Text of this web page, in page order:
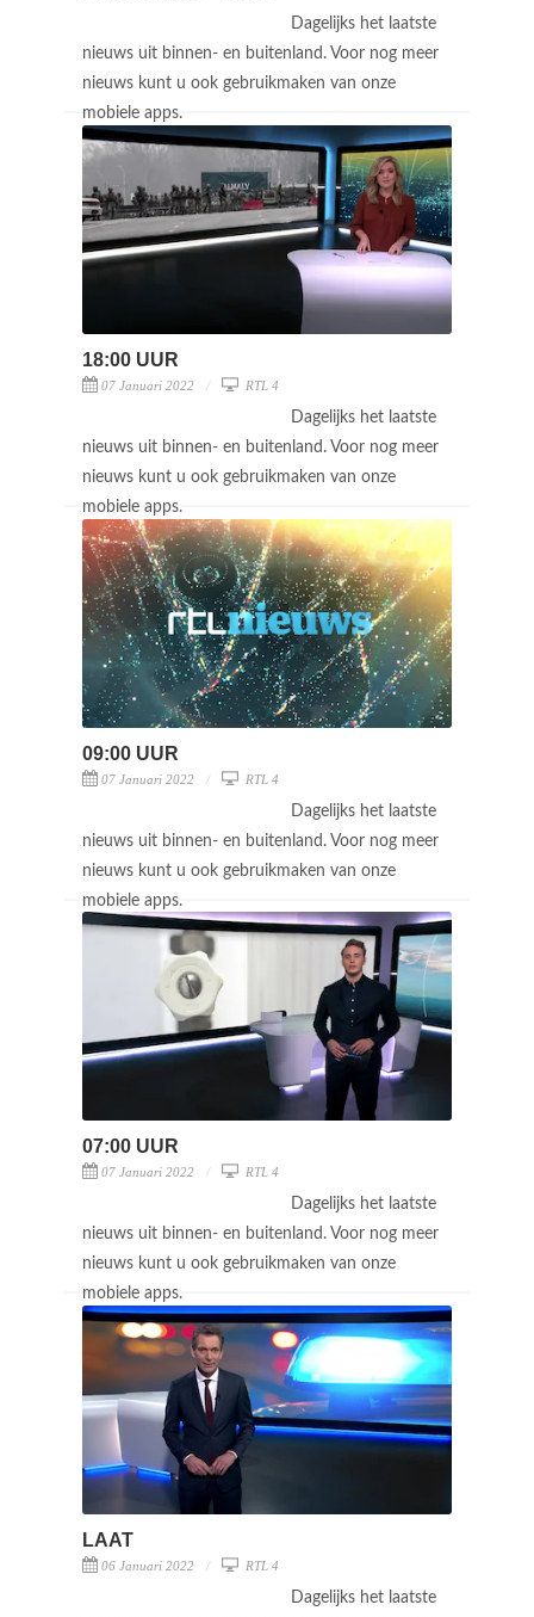
Dagelijks het laatste
nieuws uit binnen- en buitenland. Voor nog meer
nieuws kunt u ook gebruikmaken van onze
mobiele apps.
18:00 UUR
07 Januari 2022 RTL 4
Dagelijks het laatste
nieuws uit binnen- en buitenland. Voor nog meer
nieuws kunt u ook gebruikmaken van onze
mobiele apps.
09:00 UUR
07 Januari 2022 RTL 4
Dagelijks het laatste
nieuws uit binnen- en buitenland. Voor nog meer
nieuws kunt u ook gebruikmaken van onze
mobiele apps.
07:00 UUR
07 Januari 2022 RTL 4
Dagelijks het laatste
nieuws uit binnen- en buitenland. Voor nog meer
nieuws kunt u ook gebruikmaken van onze
mobiele apps.
LAAT
06 Januari 2022 RTL 4
Dagelijks het laatste